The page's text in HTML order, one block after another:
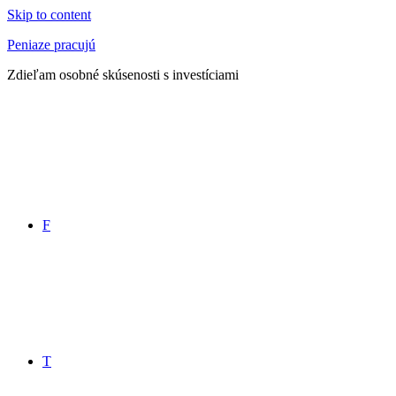
Skip to content
Peniaze pracujú
Zdieľam osobné skúsenosti s investíciami
F
T